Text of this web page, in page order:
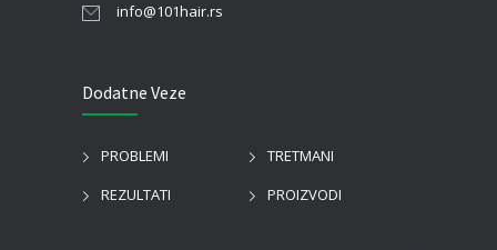
info@101hair.rs
Dodatne Veze
PROBLEMI
TRETMANI
REZULTATI
PROIZVODI